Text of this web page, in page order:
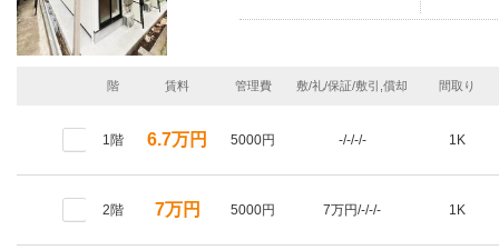
階 賃料 管理費 敷/礼/保証/敷引,償却 間取り
1階 6.7万円 5000円 -/-/-/- 1K
2階 7万円 5000円 7万円/-/-/- 1K